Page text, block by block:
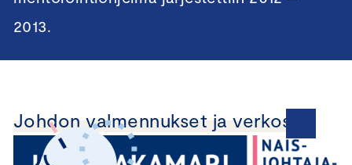
2013.
Johdon valmennukset ja verkostot